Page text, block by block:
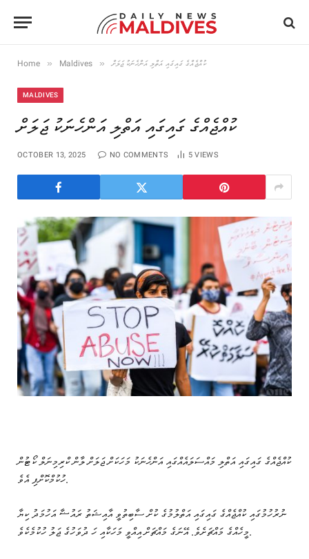
Home » Maldives » ކުއްޖެއްގެ ގައިގައި އަތްލި އަންހެނަކު ޖަލަށް
MALDIVES
ކުއްޖެއްގެ ގައިގައި އަތްލި އަންހެނަކު ޖަލަށް
OCTOBER 13, 2025 NO COMMENTS 5VIEWS
ކުއްޖެއްގެ ގައިގައި އަތްލި މައްސަލައެއްގައި އަންހެނަކު މަހަކަށް ޖަލަށް ލާން ކްރިމިނަލް ކޯޓުން
ހުކުމްކޮށްފި އެވެ.
ނުރުހުމުގައި ކުއްޖެއްގެ ގައިގައި އަތްލުމުގެ ކުށް ސާބިތުވީ އާއިޝަތު ރައުޟާ އަހުމަދު ކިޔާ
މީހެއްގެ މައްޗަށެވެ. އޭނަގެ މައްޗަށް އިއްވީ މަހަކާއި ހަ ދުވަހުގެ ޖަލު ހުކުމެކެވެ.